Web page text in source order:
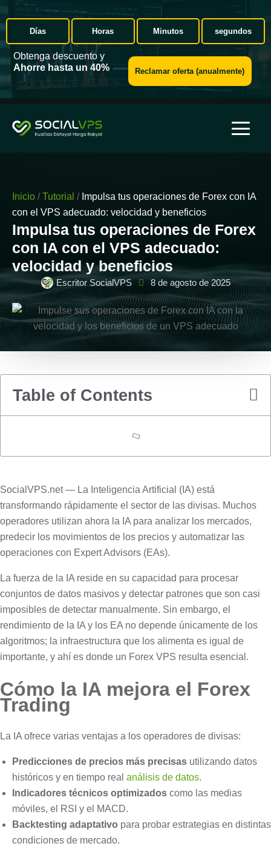
Días Horas Minutos segundos
Obtenga descuento y
Ahorre hasta un 40%
Reclamar oferta (anualmente)
Inicio / Tutorial /Impulsa tus operaciones de Forex con IA
con el VPS adecuado: velocidad y beneficios
Impulsa tus operaciones de Forex
con IA con el VPS adecuado:
velocidad y beneficios
Escritor SocialVPS 8 de agosto de 2025
Table of Contents
SocialVPS.net — La Inteligencia Artificial (IA) está
transformando rápidamente el sector de las divisas. Muchos
operadores utilizan ahora la IA para analizar los mercados,
predecir los movimientos de los precios y automatizar las
operaciones con Expert Advisors (EAs).
La fuerza de la IA reside en su capacidad para procesar
conjuntos de datos masivos y detectar patrones que son casi
imposibles de detectar manualmente. Sin embargo, el
rendimiento de la IA y los EA no depende únicamente de los
algoritmos; la infraestructura que los alimenta es igual de
importante, y ahí es donde un Forex VPS resulta esencial.
Cómo la IA mejora el Forex
Trading
La IA ofrece varias ventajas a los operadores de divisas:
Predicciones de precios más precisas utilizando datos
históricos y en tiempo real análisis de datos.
Indicadores técnicos optimizados como las medias
móviles, el RSI y el MACD.
Backtesting adaptativo para probar estrategias en distintas
condiciones de mercado.